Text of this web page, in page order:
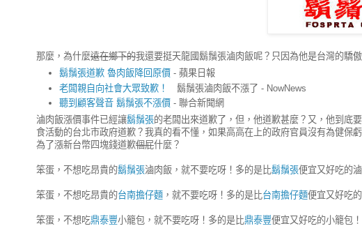
那麼，為什麼遠在鄉下的我還要挺天龍國鬍鬚張滷肉飯呢？只因為他是台灣的驕傲
鬍鬚張道歉 魯肉飯降回原價 - 蘋果日報
老闆親自向社會大眾致歉！
鬍鬚張滷肉飯不漲了 - NowNews
聽到顧客聲音 鬍鬚張不漲價 - 聯合新聞網
滷肉飯漲價事件已經讓鬍鬚張的老闆出來道歉了，但，他道歉甚麼？又，他到底
食活動的台北市政府道歉？我真的看不懂，如果高高在上的政府官員沒有為健
為了漲新台幣四塊錢道歉個屁什麼？
笨蛋，不想吃昂貴的鬍鬚張滷肉飯，就不要吃呀！多的是比鬍鬚張便宜又好吃的滷
笨蛋，不想吃昂貴的台南擔仔麵 ，就不要吃呀！多的是比台南擔仔麵便宜又好吃
笨蛋，不想吃鼎泰豐小籠包，就不要吃呀！多的是比鼎泰豐便宜又好吃的小籠包！